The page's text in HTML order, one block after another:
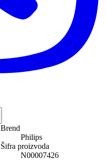
Brend
Philips
Šifra proizvoda
N00007426